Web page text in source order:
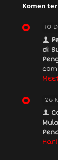
Komen
10
di
26